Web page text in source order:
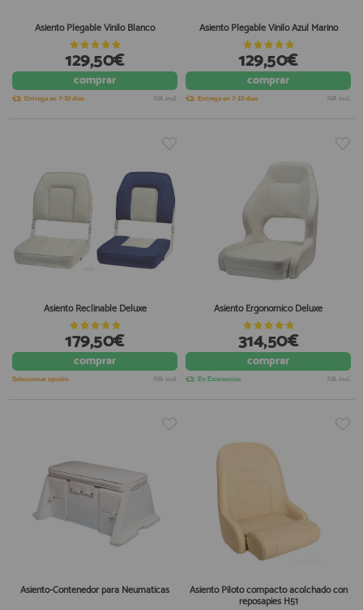
Asiento Plegable Vinilo Blanco
129,50€
comprar
Entrega en 7-10 días IVA incl.
Asiento Plegable Vinilo Azul Marino
129,50€
comprar
Entrega en 7-10 días IVA incl.
Asiento Reclinable Deluxe
179,50€
comprar
Seleccionar opción IVA incl.
Asiento Ergonomico Deluxe
314,50€
comprar
En Existencias IVA incl.
Asiento-Contenedor para Neumaticas Asiento Piloto compacto acolchado con
reposapies H51